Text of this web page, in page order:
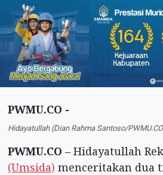
PWMU.CO -
Hidayatullah (Dian Rahma Santoso/
PWMU.CO – Hidayatullah
(Umsida) menceritakan dua